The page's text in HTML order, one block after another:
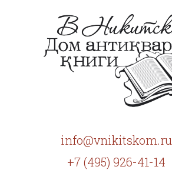
info@vnikitskom.ru
+7 (495) 926-41-14